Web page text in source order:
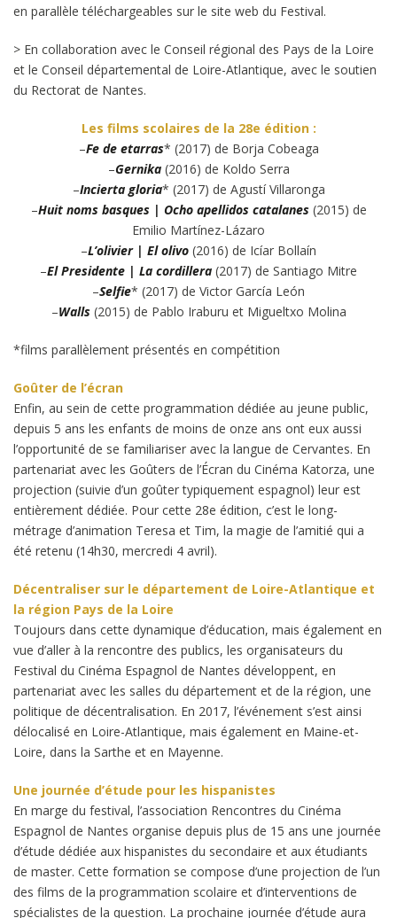
en parallèle téléchargeables sur le site web du Festival.
> En collaboration avec le Conseil régional des Pays de la Loire
et le Conseil départemental de Loire-Atlantique, avec le soutien
du Rectorat de Nantes.
Les films scolaires de la 28e édition :
–Fe de etarras* (2017) de Borja Cobeaga
–Gernika (2016) de Koldo Serra
–Incierta gloria* (2017) de Agustí Villaronga
–Huit noms basques | Ocho apellidos catalanes(2015) de
Emilio Martínez-Lázaro
–L’olivier | El olivo (2016) de Icíar Bollaín
–El Presidente | La cordillera (2017) de Santiago Mitre
–Selfie* (2017) de Victor García León
–Walls(2015) de Pablo Iraburu et Migueltxo Molina
*films parallèlement présentés en compétition
Goûter de l’écran
Enfin, au sein de cette programmation dédiée au jeune public,
depuis 5 ans les enfants de moins de onze ans ont eux aussi
l’opportunité de se familiariser avec la langue de Cervantes. En
partenariat avec les Goûters de l’Écran du Cinéma Katorza, une
projection (suivie d’un goûter typiquement espagnol) leur est
entièrement dédiée. Pour cette 28e édition, c’est le long-
métrage d’animation Teresa et Tim, la magie de l’amitié qui a
été retenu (14h30, mercredi 4 avril).
Décentraliser sur le département de Loire-Atlantique et
la région Pays de la Loire
Toujours dans cette dynamique d’éducation, mais également en
vue d’aller à la rencontre des publics, les organisateurs du
Festival du Cinéma Espagnol de Nantes développent, en
partenariat avec les salles du département et de la région, une
politique de décentralisation. En 2017, l’événement s’est ainsi
délocalisé en Loire-Atlantique, mais également en Maine-et-
Loire, dans la Sarthe et en Mayenne.
Une journée d’étude pour les hispanistes
En marge du festival, l’association Rencontres du Cinéma
Espagnol de Nantes organise depuis plus de 15 ans une journée
d’étude dédiée aux hispanistes du secondaire et aux étudiants
de master. Cette formation se compose d’une projection de l’un
des films de la programmation scolaire et d’interventions de
spécialistes de la question. La prochaine journée d’étude aura